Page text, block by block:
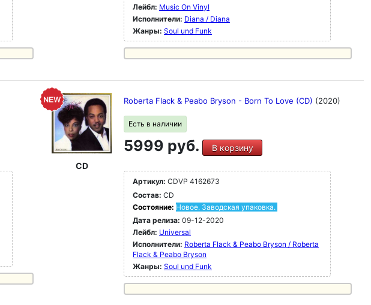
Лейбл: Music On Vinyl
Исполнители: Diana / Diana
Жанры: Soul und Funk
CD
Roberta Flack & Peabo Bryson - Born To Love (CD) (2020)
Есть в наличии
5999 руб. В корзину
Артикул: CDVP 4162673
Состав: CD
Состояние: Новое. Заводская упаковка.
Дата релиза: 09-12-2020
Лейбл: Universal
Исполнители: Roberta Flack & Peabo Bryson / Roberta
Flack & Peabo Bryson
Жанры: Soul und Funk